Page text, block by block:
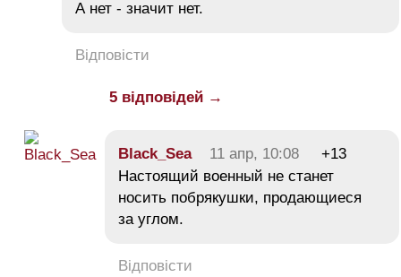
А нет - значит нет.
Відповісти
5 відповідей →
Black_Sea 11 апр, 10:08
+13
Настоящий военный не станет
носить побрякушки, продающиеся
за углом.
Відповісти